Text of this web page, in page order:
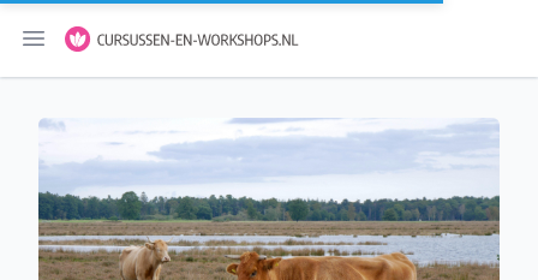
Menu openen